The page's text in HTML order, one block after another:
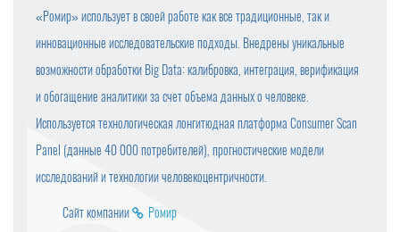
«Ромир» использует в своей работе как все традиционные, так и
инновационные исследовательские подходы. Внедрены уникальные
возможности обработки Big Data: калибровка, интеграция, верификация
и обогащение аналитики за счет объема данных о человеке.
Используется технологическая лонгитюдная платформа Consumer Scan
Panel (данные 40 000 потребителей), прогностические модели
исследований и технологии человекоцентричности.
Сайт компании Ромир